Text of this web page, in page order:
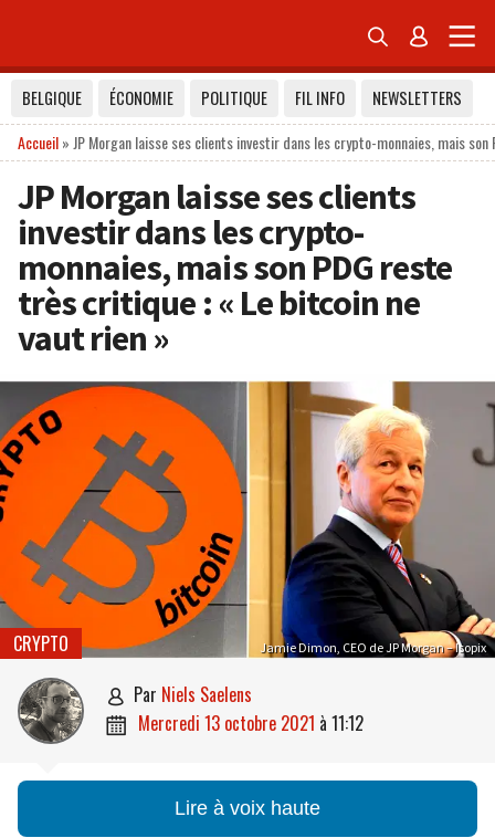
 
BELGIQUE ÉCONOMIE POLITIQUE FIL INFO
NEWSLETTERS
Accueil» JP Morgan laisse ses clients investir dans les crypto-monnaies, mais
JP Morgan laisse ses clients
investir dans les crypto-
monnaies, mais son PDG reste
très critique : « Le bitcoin ne
vaut rien »
Jamie Dimon, CEO de JP Morgan – Isopix
CRYPTO
 par Niels Saelens
 mercredi 13 octobre 2021 à 11:12
Lire à voix haute